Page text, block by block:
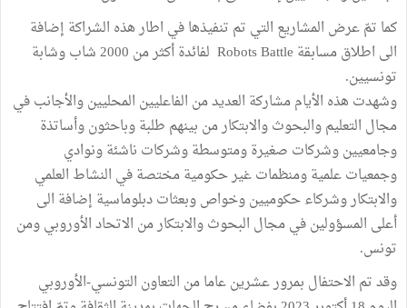
كما تمّ عرض المشاريع التي تم تنفيذها في اطار هذه الشراكة إضافة
الى اطلاق مسابقة Robots Battle لفائدة أكثر من 2000 شاب وشابة
تونسيين.
وشهدت هذه الأيام مشاركة العديد من الفاعليين المحليين والأجانب في
مجال التعليم والبحوث والابتكار من بينهم طلبة وباحثون وأساتذة
وجامعيين وشركات صغيرة ومتوسطة وشركات ناشئة ونوادي
وجمعيات علمية ومنظمات غير حكومية مختصة في النشاط العلمي
والابتكار وشركاء حكوميين وخواص وبعثات دبلوماسية إضافة الى
أعلى المسؤولين في مجال البحوث والابتكار من الاتحاد الأوروبي ومن
تونس.
وقد تم الاحتفال بمرور عشرين عاما من التعاون التونسي-الأوروبي